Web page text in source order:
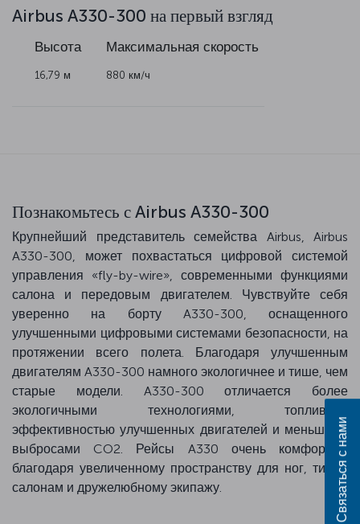
Airbus A330-300 на первый взгляд
Высота
16,79 м
Максимальная скорость
880 км/ч
Познакомьтесь с Airbus A330-300
Крупнейший представитель семейства Airbus, Airbus
A330-300, может похвастаться цифровой системой
управления «fly-by-wire», современными функциями
салона и передовым двигателем. Чувствуйте себя
уверенно на борту A330-300, оснащенного
улучшенными цифровыми системами безопасности, на
протяжении всего полета. Благодаря улучшенным
двигателям A330-300 намного экологичнее и тише, чем
старые модели. A330-300 отличается более
экологичными технологиями, топливной
эффективностью улучшенных двигателей и меньшими
выбросами CO2. Рейсы A330 очень комфортны
благодаря увеличенному пространству для ног, тихим
салонам и дружелюбному экипажу.
Связаться с нами